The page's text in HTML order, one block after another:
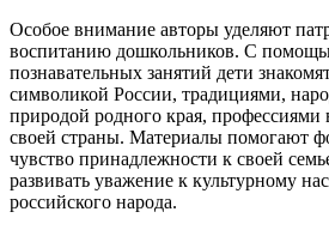
Особое внимание авторы уделяют
воспитанию дошкольников. С
познавательных занятий дети
символикой России, традициями,
природой родного края, профессиями
своей страны. Материалы помогают
чувство принадлежности к своей
развивать уважение к культурному
российского народа.